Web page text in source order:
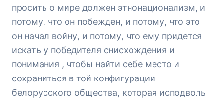
просить о мире должен этнонационализм, и
потому, что он побежден, и потому, что это
он начал войну, и потому, что ему придется
искать у победителя снисхождения и
понимания , чтобы найти себе место и
сохраниться в той конфигурации
белорусского общества, которая исподволь